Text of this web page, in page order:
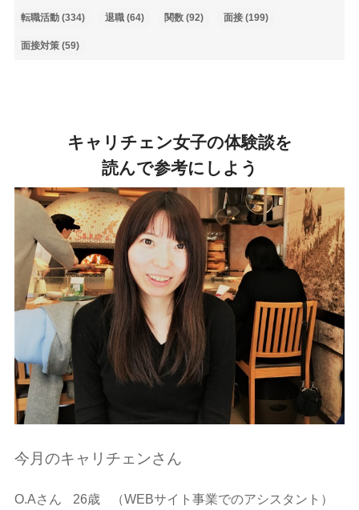
転職活動(334) 退職(64) 関数(92) 面接(199)
面接対策(59)
キャリチェン女子の体験談を
読んで参考にしよう
今月のキャリチェンさん
O.Aさん 26歳 （WEBサイト事業でのアシスタント）